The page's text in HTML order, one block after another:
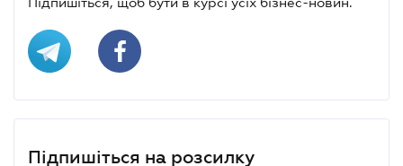
Підпишіться на розсилку